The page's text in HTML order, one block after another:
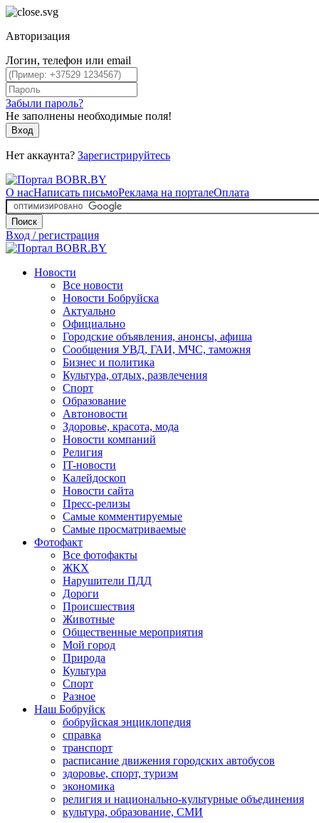
Авторизация
Логин, телефон или email
Забыли пароль?
Не заполнены необходимые поля!
Вход
Нет аккаунта? Зарегистрируйтесь
О насНаписать письмоРеклама на порталеОплата
Поиск
Вход / регистрация
Новости
Все новости
Новости Бобруйска
Актуально
Официально
Городские объявления, анонсы, афиша
Сообщения УВД, ГАИ, МЧС, таможня
Бизнес и политика
Культура, отдых, развлечения
Спорт
Образование
Автоновости
Здоровье, красота, мода
Новости компаний
Религия
IT-новости
Калейдоскоп
Новости сайта
Пресс-релизы
Самые комментируемые
Самые просматриваемые
Фотофакт
Все фотофакты
ЖКХ
Нарушители ПДД
Дороги
Происшествия
Животные
Общественные мероприятия
Мой город
Природа
Культура
Спорт
Разное
Наш Бобруйск
бобруйская энциклопедия
справка
транспорт
расписание движения городских автобусов
здоровье, спорт, туризм
экономика
религия и национально-культурные объединения
культура, образование, СМИ